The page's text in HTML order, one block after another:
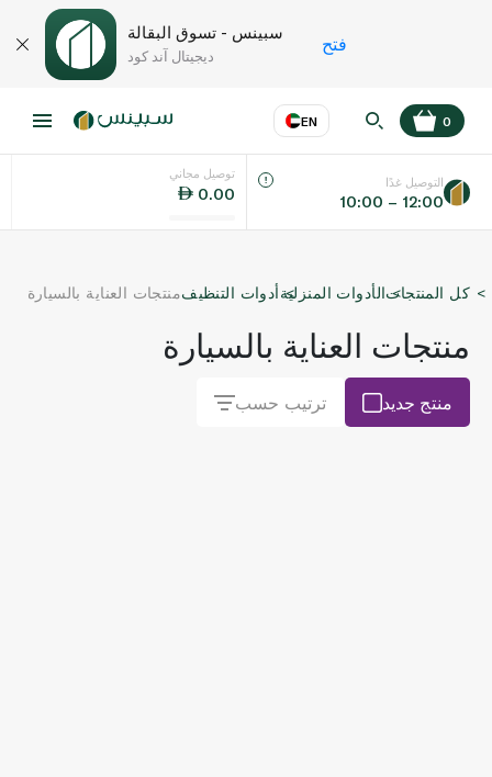
سبينس - تسوق البقالة
ديجيتال آند كود
فتح
EN
اللغة عر
KSA
0
توصيل مجاني
0.00
التوصيل غدًا
10:00 – 12:00
كل المنتجاتالأدوات المنزليةأدوات التنظيفمنتجات العناية بالسيارة
منتجات العناية بالسيارة
منتج جديد ترتيب حسب